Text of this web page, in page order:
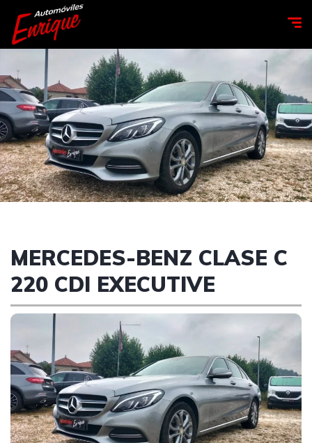
MERCEDES-BENZ CLASE C
220 CDI EXECUTIVE